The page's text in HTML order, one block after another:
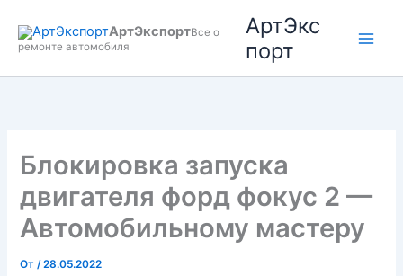
содержимому
АртЭкспортВсе о
ремонте автомобиля
АртЭкс
порт
Блокировка запуска
двигателя форд фокус 2 —
Автомобильному мастеру
От/28.05.2022